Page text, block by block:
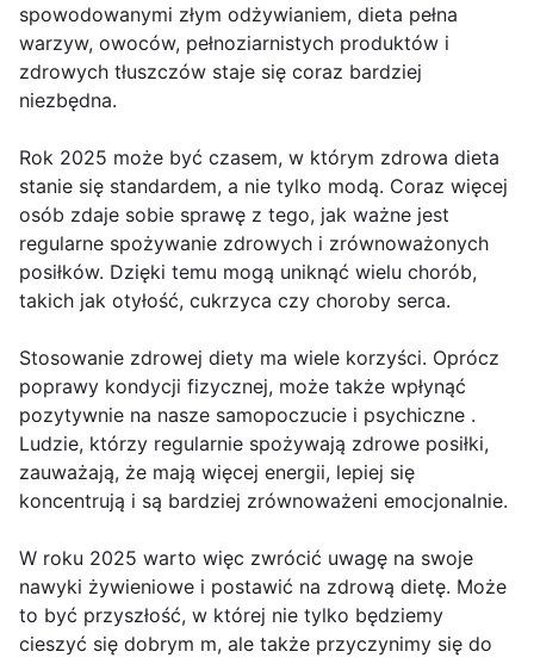
spowodowanymi złym odżywianiem, dieta pełna
warzyw, owoców, pełnoziarnistych produktów i
zdrowych tłuszczów staje się coraz bardziej
niezbędna.
Rok 2025 może być czasem, w którym zdrowa dieta
stanie się standardem, a nie tylko modą. Coraz więcej
osób zdaje sobie sprawę z tego, jak ważne jest
regularne spożywanie zdrowych i zrównoważonych
posiłków. Dzięki temu mogą uniknąć wielu chorób,
takich jak otyłość, cukrzyca czy choroby serca.
Stosowanie zdrowej diety ma wiele korzyści. Oprócz
poprawy kondycji fizycznej, może także wpłynąć
pozytywnie na nasze samopoczucie i psychiczne .
Ludzie, którzy regularnie spożywają zdrowe posiłki,
zauważają, że mają więcej energii, lepiej się
koncentrują i są bardziej zrównoważeni emocjonalnie.
W roku 2025 warto więc zwrócić uwagę na swoje
nawyki żywieniowe i postawić na zdrową dietę. Może
to być przyszłość, w której nie tylko będziemy
cieszyć się dobrym m, ale także przyczynimy się do